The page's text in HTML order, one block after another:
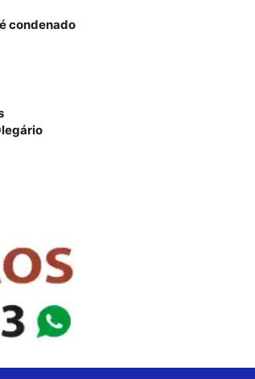
condenado